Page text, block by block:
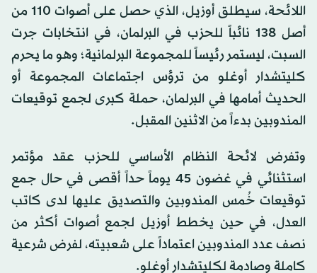
اللائحة، سيطلق أوزيل، الذي حصل على أصوات 110 من
أصل 138 نائباً للحزب في البرلمان، في انتخابات جرت
السبت، ليستمر رئيساً للمجموعة البرلمانية؛ وهو ما يحرم
كليتشدار أوغلو من ترؤس اجتماعات المجموعة أو
الحديث أمامها في البرلمان، حملة كبرى لجمع توقيعات
المندوبين بدءاً من الاثنين المقبل.
وتفرض لائحة النظام الأساسي للحزب عقد مؤتمر
استثنائي في غضون 45 يوماً حداً أقصى في حال جمع
توقيعات خُمس المندوبين والتصديق عليها لدى كاتب
العدل، في حين يخطط أوزيل لجمع أصوات أكثر من
نصف عدد المندوبين اعتماداً على شعبيته، لفرض شرعية
كاملة وصادمة لكليتشدار أوغلو.